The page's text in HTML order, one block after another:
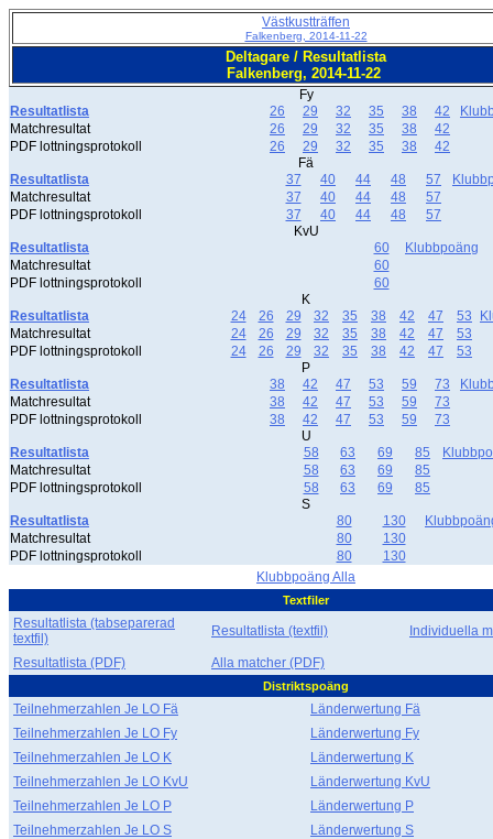
Västkustträffen
Falkenberg, 2014-11-22
Deltagare / Resultatlista
Falkenberg, 2014-11-22
Fy
Resultatlista
26 29 32 35 38 42
Matchresultat
26 29 32 35 38
42
PDF lottningsprotokoll
26 29 32 35 38
42
Fä
Resultatlista
37 40 44 48 57
Matchresultat
37 40 44 48
57
PDF lottningsprotokoll
37 40 44 48
57
KvU
Resultatlista
60
Klubbpoäng
Matchresultat
60
PDF lottningsprotokoll
60
K
Resultatlista
24 26 29 32 35 38 42 47 53
Matchresultat
24 26 29 32 35 38 42 47
53
PDF lottningsprotokoll
24 26 29 32 35 38 42 47
53
P
Resultatlista
38 42 47 53 59 73
Matchresultat
38 42 47 53 59
73
PDF lottningsprotokoll
38 42 47 53 59
73
U
Resultatlista
58 63 69 85
Matchresultat
58 63 69
85
PDF lottningsprotokoll
58 63 69
85
S
Resultatlista
80 130
Matchresultat
80
130
PDF lottningsprotokoll
80
130
Klubbpoäng Alla
Textfiler
Resultatlista (tabseparerad
textfil)
Resultatlista (textfil) Individuella
Resultatlista (PDF) Alla matcher (PDF)
Distriktspoäng
Teilnehmerzahlen Je LO Fä
Länderwertung Fä
Teilnehmerzahlen Je LO Fy
Länderwertung Fy
Teilnehmerzahlen Je LO K
Länderwertung K
Teilnehmerzahlen Je LO KvU
Länderwertung KvU
Teilnehmerzahlen Je LO P
Länderwertung P
Teilnehmerzahlen Je LO S
Länderwertung S